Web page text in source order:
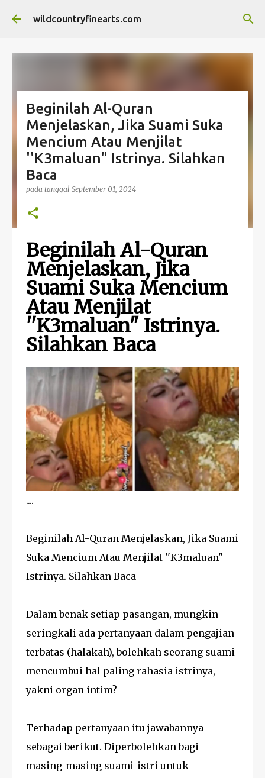
Langsung ke konten utama
wildcountryfinearts.com
Beginilah Al-Quran
Menjelaskan, Jika Suami Suka
Mencium Atau Menjilat
''K3maluan" Istrinya. Silahkan
Baca
pada tanggal September 01, 2024
Beginilah Al-Quran
Menjelaskan, Jika
Suami Suka Mencium
Atau Menjilat
''K3maluan" Istrinya.
Silahkan Baca
....
Beginilah Al-Quran Menjelaskan, Jika Suami
Suka Mencium Atau Menjilat ''K3maluan"
Istrinya. Silahkan Baca
Dalam benak setiap pasangan, mungkin
seringkali ada pertanyaan dalam pengajian
terbatas (halakah), bolehkah seorang suami
mencumbui hal paling rahasia istrinya,
yakni organ intim?
Terhadap pertanyaan itu jawabannya
sebagai berikut. Diperbolehkan bagi
masing-masing suami-istri untuk